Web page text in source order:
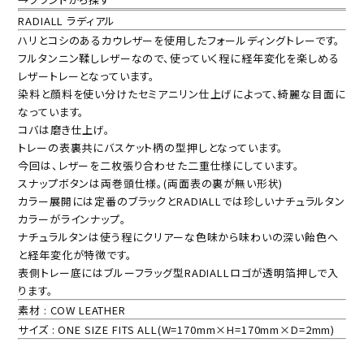
RADIALL ラディアル
ハリとコシのあるカウレザーを使用したフォールディングトレーです。
フルタンニン鞣しレザーなので、使っていく程に経年変化を楽しめる
レザートレーとなっています。
染料と顔料を使い分けたセミアニリン仕上げによって、綺麗な目面に
なっています。
コバは磨き仕上げ。
トレーの表裏共にバスケット柄の型押しとなっています。
今回は、レザーを二枚張り合わせた二重仕様にしています。
スナップボタンは両巻頭仕様。(両面表の裏が無い形状)
カラー展開には定番のブラックとRADIALLでは珍しいナチュラルタン
カラーがラインナップ。
ナチュラルタンは使う程にクリアーな色味から味わいの深い飴色へ
と経年変化が特徴です。
表側トレー底にはブルーフラッグ型RADIALLロゴが透明箔押しで入
ります。
素材 : COW LEATHER
サイズ : ONE SIZE FITS ALL(W=170mm×H=170mm×D=2mm)